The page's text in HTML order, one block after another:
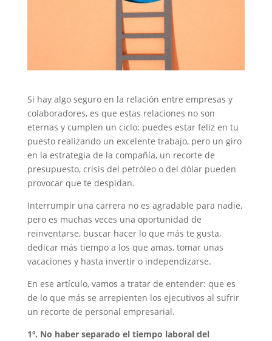
Si hay algo seguro en la relación entre empresas y
colaboradores, es que estas relaciones no son
eternas y cumplen un ciclo; puedes estar feliz en tu
puesto realizando un excelente trabajo, pero un giro
en la estrategia de la compañía, un recorte de
presupuesto, crisis del petróleo o del dólar pueden
provocar que te despidan.
Interrumpir una carrera no es agradable para nadie,
pero es muchas veces una oportunidad de
reinventarse, buscar hacer lo que más te gusta,
dedicar más tiempo a los que amas, tomar unas
vacaciones y hasta invertir o independizarse.
En ese artículo, vamos a tratar de entender: que es
de lo que más se arrepienten los ejecutivos al sufrir
un recorte de personal empresarial.
1º. No haber separado el tiempo laboral del